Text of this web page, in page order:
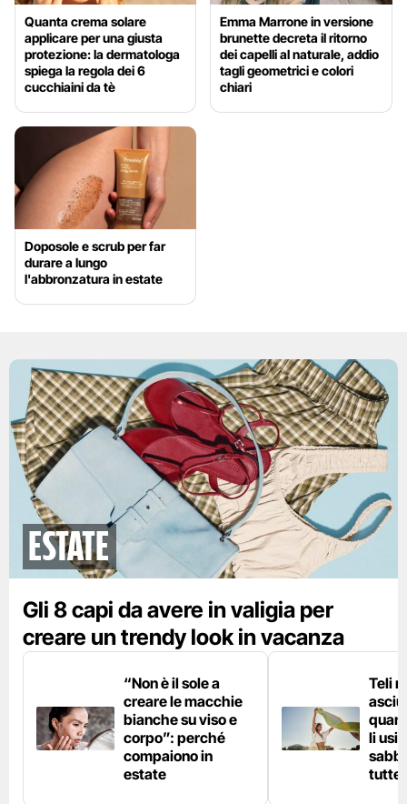
Quanta crema solare
applicare per una giusta
protezione: la dermatologa
spiega la regola dei 6
cucchiaini da tè
Emma Marrone in versione
brunette decreta il ritorno
dei capelli al naturale, addio
tagli geometrici e colori
chiari
Doposole e scrub per far
durare a lungo
l'abbronzatura in estate
Estate
Gli 8 capi da avere in valigia per
creare un trendy look in vacanza
“Non è il sole a
creare le macchie
bianche su viso e
corpo”: perché
compaiono in
estate
Teli
li
tutte